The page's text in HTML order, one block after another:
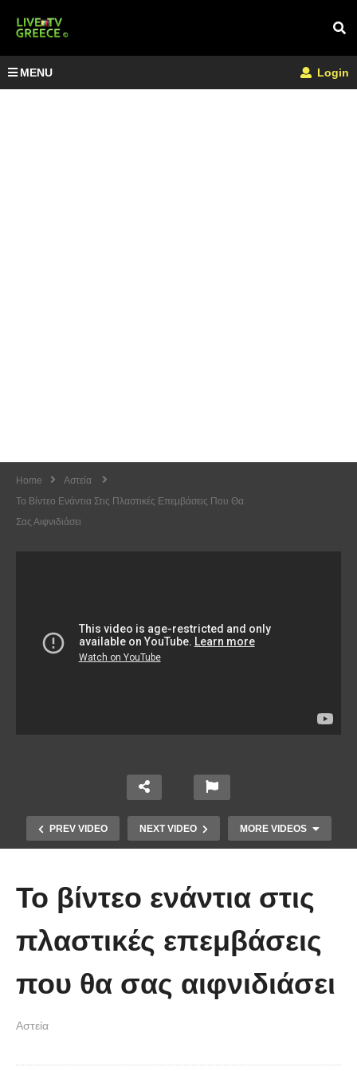
MENU Login
Home
Αστεία
To Βίντεο Ενάντια Στις Πλαστικές Επεμβάσεις Που Θα
Σας Αιφνιδιάσει
PREV VIDEO NEXT VIDEO MORE VIDEOS
Απολαυστικοί Μέριλ Στριπ και Τομ
άλλον
To βίντεο ενάντια στις
πλαστικές επεμβάσεις
που θα σας αιφνιδιάσει
Αστεία